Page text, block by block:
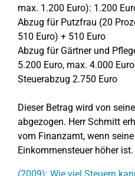
max. 1.200 Euro): 1.200
Abzug für Putzfrau (20
510 Euro) + 510 Euro
Abzug für Gärtner und
5.200 Euro, max. 4.000
Steuerabzug 2.750 Euro
Dieser Betrag wird von
abgezogen. Herr Schmitt
vom Finanzamt, wenn
Einkommensteuer höher ist.